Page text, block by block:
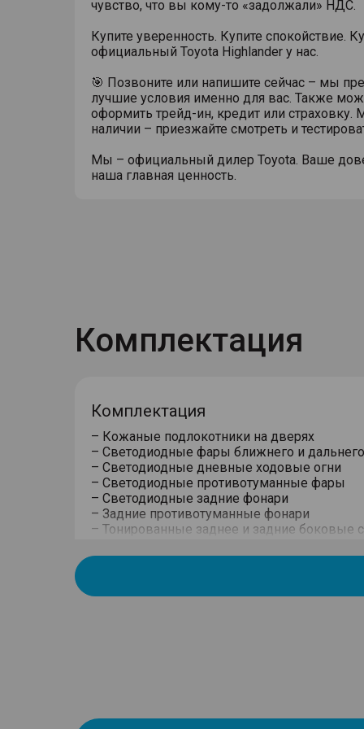
чувство, что вы кому-то «задолжали» НДС.
Купите уверенность. Купите спокойствие.
официальный Toyota Highlander у нас.
🎯 Позвоните или напишите сейчас – мы
лучшие условия именно для вас. Также
оформить трейд-ин, кредит или
наличии – приезжайте смотреть и
Мы – официальный дилер Toyota. Ваше
наша главная ценность.
Комплектация
Комплектация
– Кожаные подлокотники на дверях
– Светодиодные фары ближнего и
– Светодиодные дневные ходовые огни
– Светодиодные противотуманные фары
– Светодиодные задние фонари
– Задние противотуманные фонари
– Тонированные заднее и задние боковые
– Легкосплавные колесные диски
– Окрашенные в цвет кузова боковые